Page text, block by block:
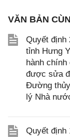
VĂN BẢN
Quyết định
tỉnh Hưng
hành
được sửa
Đường
lý Nhà
Quyết định